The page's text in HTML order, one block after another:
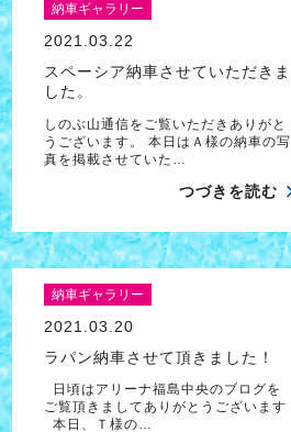
納車ギャラリー
2021.03.22
スペーシア納車させていただきま
した。
しのぶ山通信をご覧いただきありがと
うございます。 本日はＡ様の納車の写
真を掲載させていた…
つづきを読む
納車ギャラリー
2021.03.20
ラパン納車させて頂きました！
日頃はアリーナ福島中央のブログを
ご覧頂きましてありがとうございます
本日、Ｔ様の…